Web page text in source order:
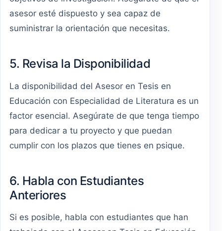
asesor esté dispuesto y sea capaz de
suministrar la orientación que necesitas.
5. Revisa la Disponibilidad
La disponibilidad del Asesor en Tesis en
Educación con Especialidad de Literatura es un
factor esencial. Asegúrate de que tenga tiempo
para dedicar a tu proyecto y que puedan
cumplir con los plazos que tienes en psique.
6. Habla con Estudiantes
Anteriores
Si es posible, habla con estudiantes que han